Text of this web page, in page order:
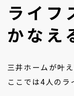
ライフ
かなえ
三井ホームが叶
ここでは4人のラ